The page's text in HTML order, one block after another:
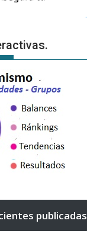
publicadas